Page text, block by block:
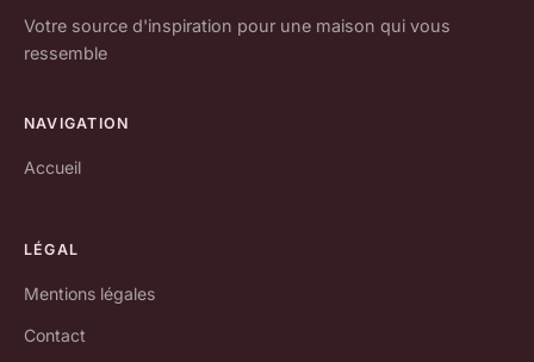
Votre source d'inspiration pour une maison qui vous
ressemble
NAVIGATION
Accueil
LÉGAL
Mentions légales
Contact